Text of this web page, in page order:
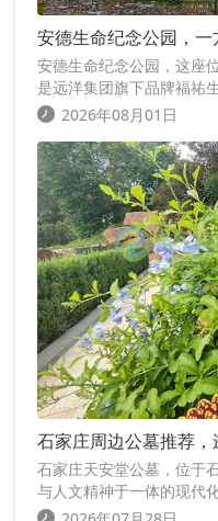
安德生命纪念公园，
安德生命纪念公园，这座
是远洋集团旗下品牌福祐
园，陵园坐落在太行山龙
2026年08月01日
石家庄周边公墓推荐
石家庄天安堂公墓，位于
与人文精神于一体的现代
宛如世外桃源，为逝者提